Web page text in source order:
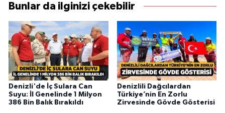
Bunlar da ilginizi çekebilir
Denizli'de İç Sulara Can
Suyu: İl Genelinde 1 Milyon
386 Bin Balık Bırakıldı
Denizlili Dağcılardan
Türkiye’nin En Zorlu
Zirvesinde Gövde Gösterisi